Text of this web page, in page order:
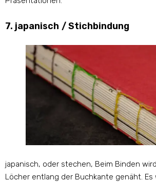
7. japanisch / Stichbindung
japanisch, oder stechen, Beim Binden
Löcher entlang der Buchkante genäht. Es